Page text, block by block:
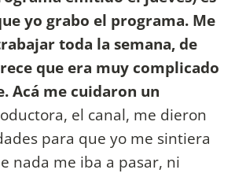
yo grabo el programa. Me
toda la semana, de
que era muy complicado
Acá me cuidaron un
el canal, me dieron
para que yo me sintiera
nada me iba a pasar, ni